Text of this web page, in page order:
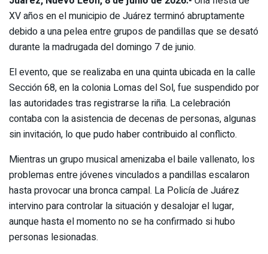
XV años en el municipio de Juárez terminó abruptamente
debido a una pelea entre grupos de pandillas que se desató
durante la madrugada del domingo 7 de junio.
El evento, que se realizaba en una quinta ubicada en la calle
Sección 68, en la colonia Lomas del Sol, fue suspendido por
las autoridades tras registrarse la riña. La celebración
contaba con la asistencia de decenas de personas, algunas
sin invitación, lo que pudo haber contribuido al conflicto.
Mientras un grupo musical amenizaba el baile vallenato, los
problemas entre jóvenes vinculados a pandillas escalaron
hasta provocar una bronca campal. La Policía de Juárez
intervino para controlar la situación y desalojar el lugar,
aunque hasta el momento no se ha confirmado si hubo
personas lesionadas.